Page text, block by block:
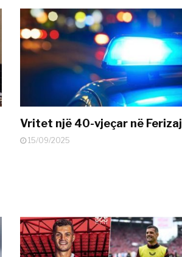
Vritet një 40-vjeçar në Ferizaj
15/09/2025